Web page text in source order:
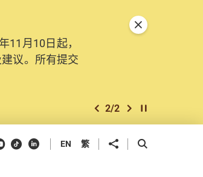
月10日起，
议。所有提交
上一个
2/2 下一个开始/暂停幻灯
关闭特別通告
Youtube
抖音领英 EN 繁 分享到 开启搜寻框